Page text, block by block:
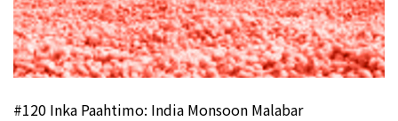
#120 Inka Paahtimo: India Monsoon Malabar